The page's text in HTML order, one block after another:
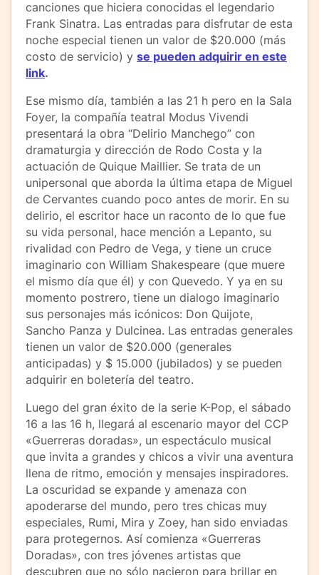
canciones que hiciera conocidas el legendario
Frank Sinatra. Las entradas para disfrutar de esta
noche especial tienen un valor de $20.000 (más
costo de servicio) y se pueden adquirir en este
link.
Ese mismo día, también a las 21 h pero en la Sala
Foyer, la compañía teatral Modus Vivendi
presentará la obra “Delirio Manchego” con
dramaturgia y dirección de Rodo Costa y la
actuación de Quique Maillier. Se trata de un
unipersonal que aborda la última etapa de Miguel
de Cervantes cuando poco antes de morir. En su
delirio, el escritor hace un raconto de lo que fue
su vida personal, hace mención a Lepanto, su
rivalidad con Pedro de Vega, y tiene un cruce
imaginario con William Shakespeare (que muere
el mismo día que él) y con Quevedo. Y ya en su
momento postrero, tiene un dialogo imaginario
sus personajes más icónicos: Don Quijote,
Sancho Panza y Dulcinea. Las entradas generales
tienen un valor de $20.000 (generales
anticipadas) y $ 15.000 (jubilados) y se pueden
adquirir en boletería del teatro.
Luego del gran éxito de la serie K-Pop, el sábado
16 a las 16 h, llegará al escenario mayor del CCP
«Guerreras doradas», un espectáculo musical
que invita a grandes y chicos a vivir una aventura
llena de ritmo, emoción y mensajes inspiradores.
La oscuridad se expande y amenaza con
apoderarse del mundo, pero tres chicas muy
especiales, Rumi, Mira y Zoey, han sido enviadas
para protegernos. Así comienza «Guerreras
Doradas», con tres jóvenes artistas que
descubren que no sólo nacieron para brillar en